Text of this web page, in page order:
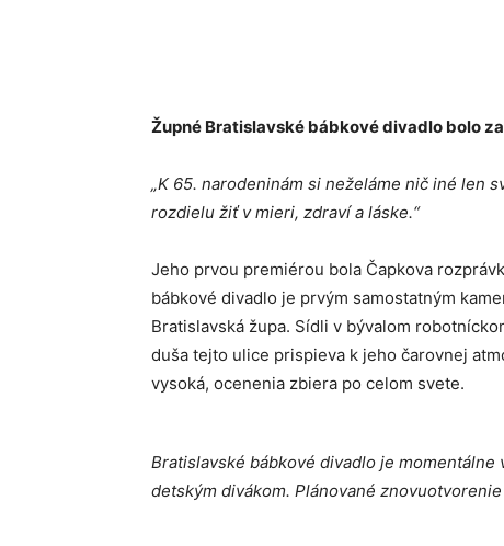
Župné Bratislavské bábkové divadlo bolo
„K 65. narodeninám si neželáme nič iné len
rozdielu žiť v mieri, zdraví a láske.“
Jeho prvou premiérou bola Čapkova
bábkové divadlo je prvým samostatným
Bratislavská župa. Sídli v bývalom
duša tejto ulice prispieva k jeho čarovnej
vysoká, ocenenia zbiera po celom svete.
Bratislavské bábkové divadlo je
detským divákom. Plánované